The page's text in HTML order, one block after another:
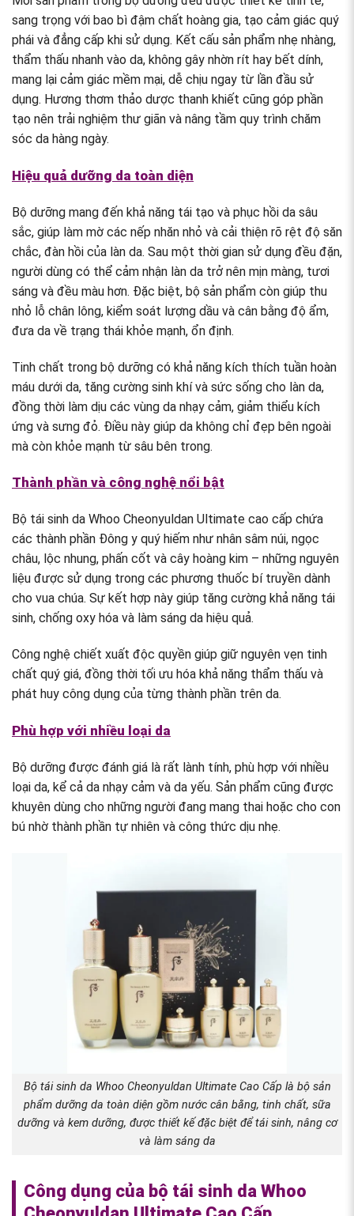
sang trọng với bao bì đậm chất hoàng gia, tạo cảm giác quý
phái và đẳng cấp khi sử dụng. Kết cấu sản phẩm nhẹ nhàng,
thẩm thấu nhanh vào da, không gây nhờn rít hay bết dính,
mang lại cảm giác mềm mại, dễ chịu ngay từ lần đầu sử
dụng. Hương thơm thảo dược thanh khiết cũng góp phần
tạo nên trải nghiệm thư giãn và nâng tầm quy trình chăm
sóc da hàng ngày.
Hiệu quả dưỡng da toàn diện
Bộ dưỡng mang đến khả năng tái tạo và phục hồi da sâu
sắc, giúp làm mờ các nếp nhăn nhỏ và cải thiện rõ rệt độ săn
chắc, đàn hồi của làn da. Sau một thời gian sử dụng đều đặn,
người dùng có thể cảm nhận làn da trở nên mịn màng, tươi
sáng và đều màu hơn. Đặc biệt, bộ sản phẩm còn giúp thu
nhỏ lỗ chân lông, kiểm soát lượng dầu và cân bằng độ ẩm,
đưa da về trạng thái khỏe mạnh, ổn định.
Tinh chất trong bộ dưỡng có khả năng kích thích tuần hoàn
máu dưới da, tăng cường sinh khí và sức sống cho làn da,
đồng thời làm dịu các vùng da nhạy cảm, giảm thiểu kích
ứng và sưng đỏ. Điều này giúp da không chỉ đẹp bên ngoài
mà còn khỏe mạnh từ sâu bên trong.
Thành phần và công nghệ nổi bật
Bộ tái sinh da Whoo Cheonyuldan Ultimate cao cấp chứa
các thành phần Đông y quý hiếm như nhân sâm núi, ngọc
châu, lộc nhung, phấn cốt và cây hoàng kim – những nguyên
liệu được sử dụng trong các phương thuốc bí truyền dành
cho vua chúa. Sự kết hợp này giúp tăng cường khả năng tái
sinh, chống oxy hóa và làm sáng da hiệu quả.
Công nghệ chiết xuất độc quyền giúp giữ nguyên vẹn tinh
chất quý giá, đồng thời tối ưu hóa khả năng thẩm thấu và
phát huy công dụng của từng thành phần trên da.
Phù hợp với nhiều loại da
Bộ dưỡng được đánh giá là rất lành tính, phù hợp với nhiều
loại da, kể cả da nhạy cảm và da yếu. Sản phẩm cũng được
khuyên dùng cho những người đang mang thai hoặc cho con
bú nhờ thành phần tự nhiên và công thức dịu nhẹ.
Bộ tái sinh da Whoo Cheonyuldan Ultimate Cao Cấp là bộ sản
phẩm dưỡng da toàn diện gồm nước cân bằng, tinh chất, sữa
dưỡng và kem dưỡng, được thiết kế đặc biệt để tái sinh, nâng cơ
và làm sáng da
Công dụng của bộ tái sinh da Whoo